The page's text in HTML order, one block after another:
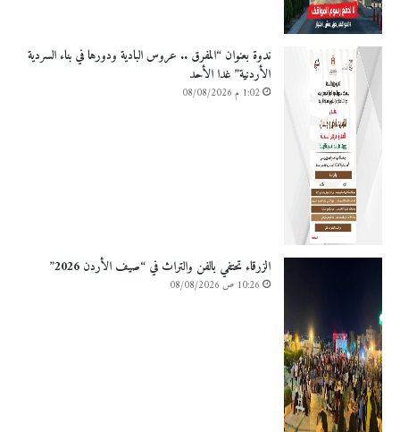
ندوة بعنوان “المفرق .. عروس البادية ودورها في بناء السردية
الأردنية” غدا الأحد
1:02 م 08/08/2026
الزرقاء تحتفي بالفن والتراث في “صيف الأردن 2026”
10:26 ص 08/08/2026